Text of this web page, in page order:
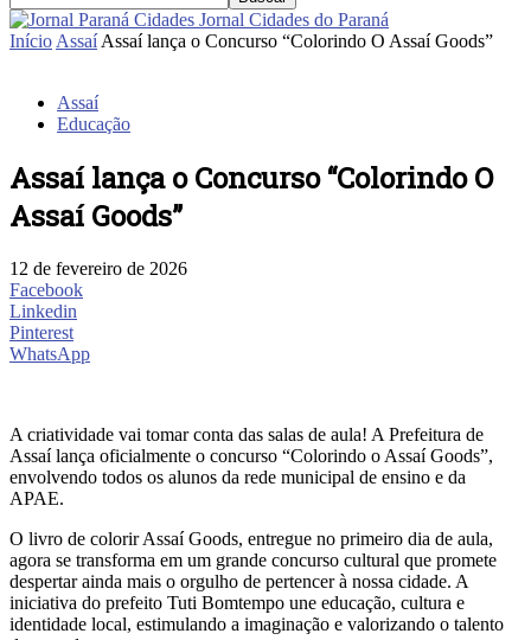
Jornal Cidades do Paraná
Início Assaí Assaí lança o Concurso “Colorindo O Assaí Goods”
Assaí
Educação
Assaí lança o Concurso “Colorindo O
Assaí Goods”
12 de fevereiro de 2026
Facebook
Linkedin
Pinterest
WhatsApp
A criatividade vai tomar conta das salas de aula! A Prefeitura de
Assaí lança oficialmente o concurso “Colorindo o Assaí Goods”,
envolvendo todos os alunos da rede municipal de ensino e da
APAE.
O livro de colorir Assaí Goods, entregue no primeiro dia de aula,
agora se transforma em um grande concurso cultural que promete
despertar ainda mais o orgulho de pertencer à nossa cidade. A
iniciativa do prefeito Tuti Bomtempo une educação, cultura e
identidade local, estimulando a imaginação e valorizando o talento